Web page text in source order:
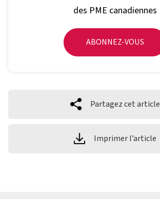
des PME canadiennes
ABONNEZ-VOUS
Partagez cet article
Imprimer l’article